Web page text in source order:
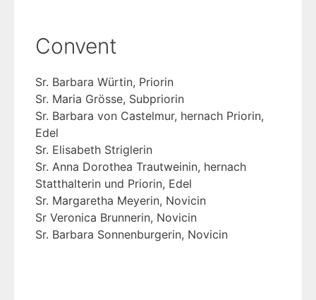
Convent
Sr. Barbara Würtin, Priorin
Sr. Maria Grösse, Subpriorin
Sr. Barbara von Castelmur, hernach Priorin,
Edel
Sr. Elisabeth Striglerin
Sr. Anna Dorothea Trautweinin, hernach
Statthalterin und Priorin, Edel
Sr. Margaretha Meyerin, Novicin
Sr Veronica Brunnerin, Novicin
Sr. Barbara Sonnenburgerin, Novicin